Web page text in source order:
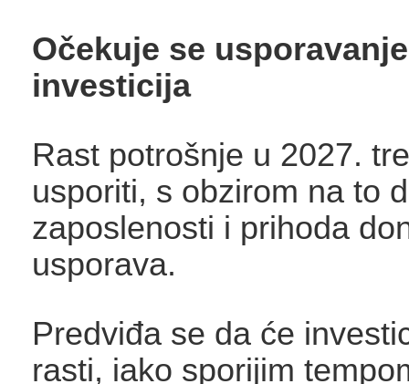
Očekuje se
investicija
Rast potrošnje u 2027.
usporiti, s obzirom na to
zaposlenosti i prihoda
usporava.
Predviđa se da će
rasti, iako sporijim